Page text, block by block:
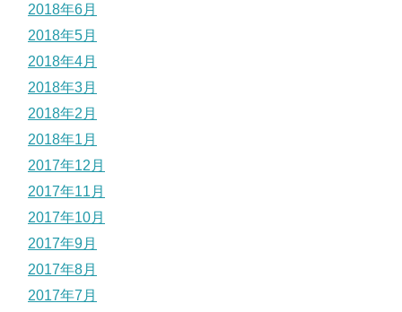
2018年6月
2018年5月
2018年4月
2018年3月
2018年2月
2018年1月
2017年12月
2017年11月
2017年10月
2017年9月
2017年8月
2017年7月